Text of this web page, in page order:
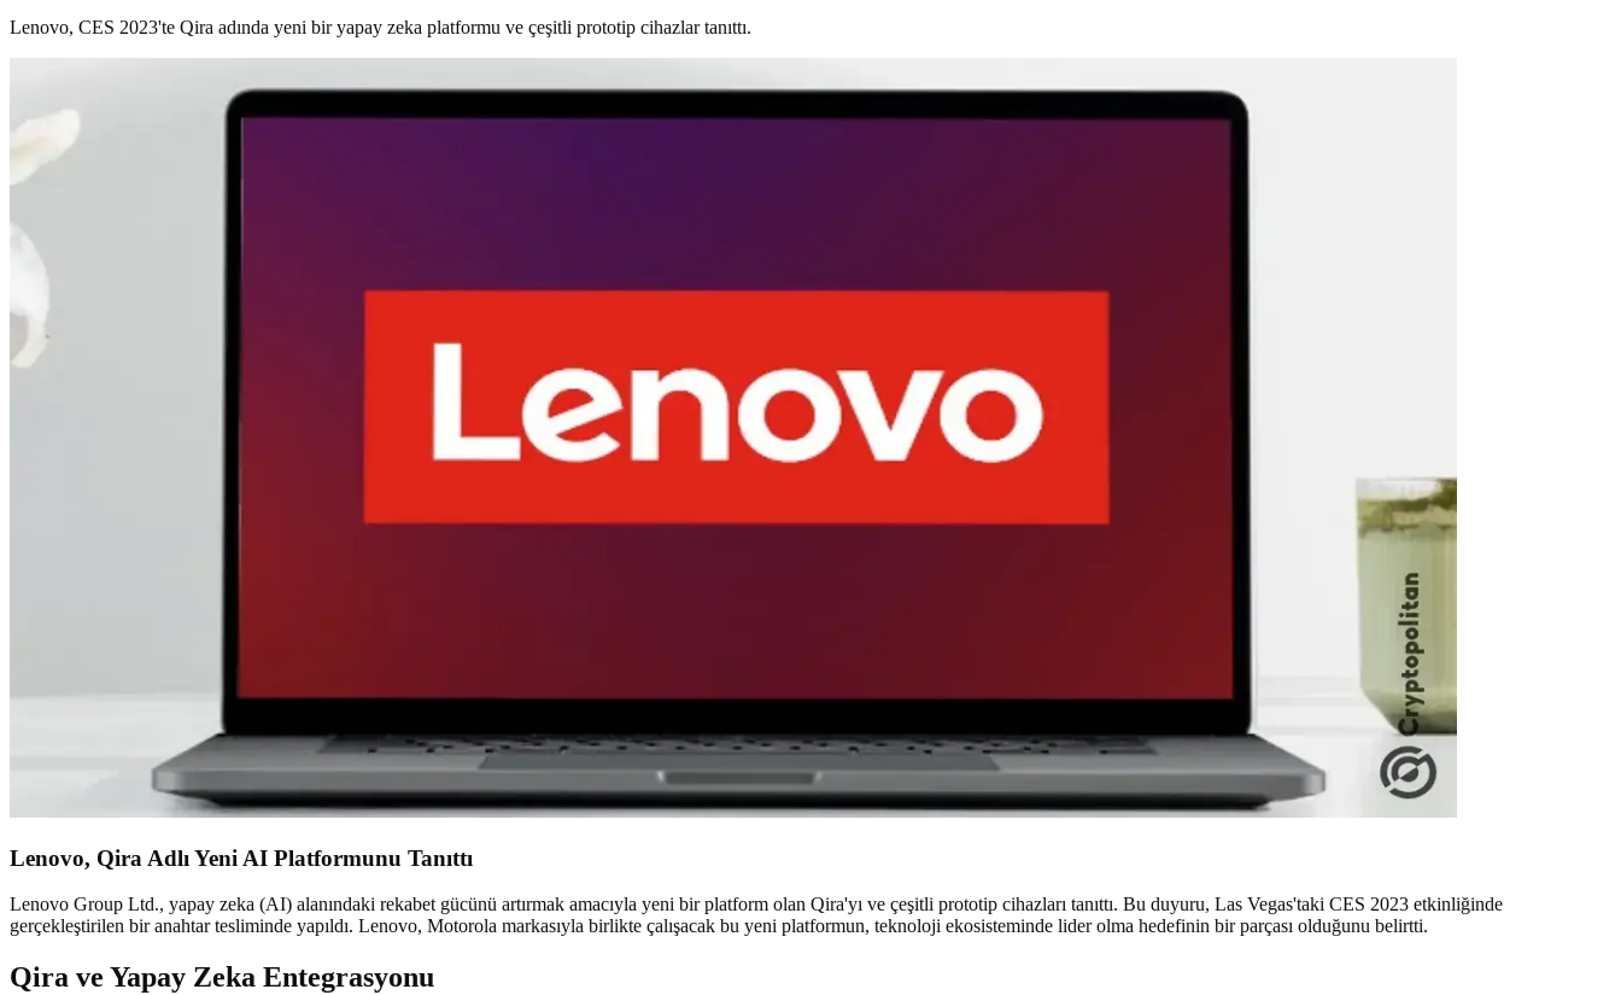
Lenovo, CES 2023'te Qira adında yeni bir yapay zeka platformu ve çeşitli prototip cihazlar tanıttı.
Lenovo, Qira Adlı Yeni AI Platformunu Tanıttı
Lenovo Group Ltd., yapay zeka (AI) alanındaki rekabet gücünü artırmak amacıyla yeni bir platform olan Qira'yı ve çeşitli prototip cihazları tanıttı. Bu duyuru, Las Vegas'taki CES 2023 etkinliğinde
gerçekleştirilen bir anahtar tesliminde yapıldı. Lenovo, Motorola markasıyla birlikte çalışacak bu yeni platformun, teknoloji ekosisteminde lider olma hedefinin bir parçası olduğunu belirtti.
Qira ve Yapay Zeka Entegrasyonu